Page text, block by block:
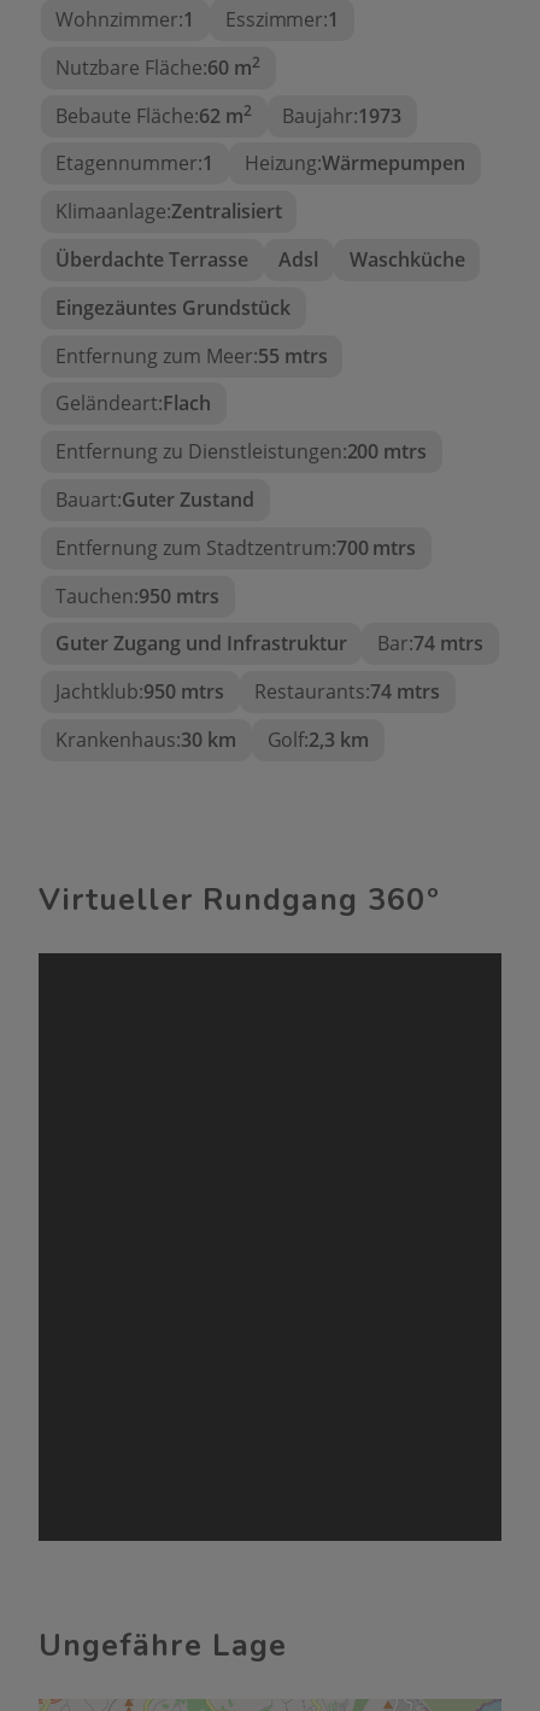
Terrasse
Separates, komplett ausgestattetes
Große private Terrasse
Verglasungsmöglichkeit, perfekt um das
Klima das ganze Jahr über zu genießen.
Meter entfernt, ideal für Anwohner und
Besucher.
Ideale Lage:
Blanca, nur einen kurzen Spaziergang vom
Zentrum des malerischen Dorfes Moraira
lokale Geschäfte, Märkte und eine entspannte
können. Die Gegend ist sehr gut mit anderen
Touristenzielen wie Calpe, Jávea oder Altea
Diese Immobilie eignet sich sowohl als
Hauptwohnsitz,zweiter Wohnsitz für den
zu allen wesentlichen Dienstleistungen.
Wohnzimmer:1 Esszimmer:1
Nutzbare Fläche:60 m2
Bebaute Fläche:62 m2 Baujahr:1973
Etagennummer:1 Heizung:Wärmepumpen
Klimaanlage:Zentralisiert
Überdachte Terrasse
Adsl
Waschküche
Eingezäuntes Grundstück
Entfernung zum Meer:55 mtrs
Geländeart:Flach
Entfernung zu Dienstleistungen:200 mtrs
Bauart:Guter Zustand
Entfernung zum Stadtzentrum:700 mtrs
Tauchen:950 mtrs
Guter Zugang und Infrastruktur
Bar:74 mtrs
Jachtklub:950 mtrs Restaurants:74 mtrs
Krankenhaus:30 km Golf:2,3 km
Virtueller Rundgang 360º
Ungefähre Lage